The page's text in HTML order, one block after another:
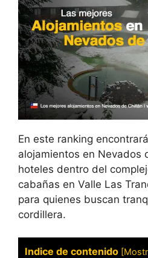
En este ranking
alojamientos en Nevados
hoteles dentro del
cabañas en Valle Las
para quienes buscan
cordillera.
Indice de contenido [